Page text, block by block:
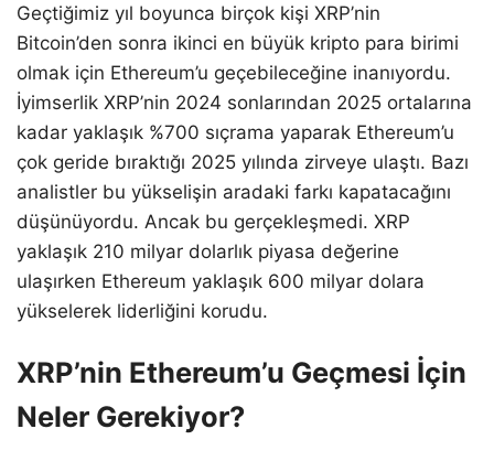
Geçtiğimiz yıl boyunca birçok kişi XRP’nin
Bitcoin’den sonra ikinci en büyük kripto para birimi
olmak için Ethereum’u geçebileceğine inanıyordu.
İyimserlik XRP’nin 2024 sonlarından 2025 ortalarına
kadar yaklaşık %700 sıçrama yaparak Ethereum’u
çok geride bıraktığı 2025 yılında zirveye ulaştı. Bazı
analistler bu yükselişin aradaki farkı kapatacağını
düşünüyordu. Ancak bu gerçekleşmedi. XRP
yaklaşık 210 milyar dolarlık piyasa değerine
ulaşırken Ethereum yaklaşık 600 milyar dolara
yükselerek liderliğini korudu.
XRP’nin Ethereum’u Geçmesi İçin
Neler Gerekiyor?